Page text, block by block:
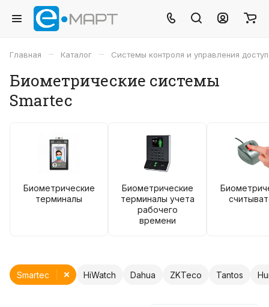
Главная – Каталог – Системы контроля и управления
Биометрические системы
Smartec
Биометрические
терминалы
Биометрические
терминалы учета
рабочего
времени
HiWatch Dahua
Smartec ZKTeco Tantos